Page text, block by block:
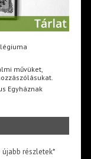
művüket,
Egyháznak
újabb részletek*